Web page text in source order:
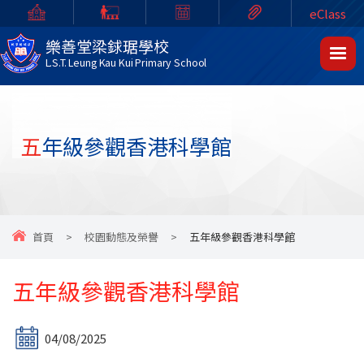
樂善堂梁銶琚學校
L.S.T. Leung Kau Kui Primary School
eClass
五年級參觀香港科學館
首頁 > 校園動態及榮譽 > 五年級參觀香港科學館
五年級參觀香港科學館
04/08/2025